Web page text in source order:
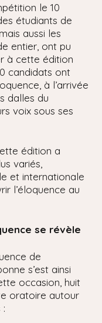
le 10
étudiants de
aussi les
entier, ont pu
à cette édition
candidats ont
à l’arrivée
dalles du
voix sous ses
édition a
variés,
et internationale
l’éloquence au
se révèle
de
s’est ainsi
occasion, huit
oratoire autour